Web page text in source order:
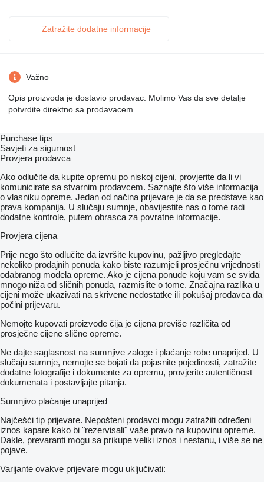
Zatražite dodatne informacije
Važno
Opis proizvoda je dostavio prodavac. Molimo Vas da sve detalje
potvrdite direktno sa prodavacem.
Purchase tips
Savjeti za sigurnost
Provjera prodavca
Ako odlučite da kupite opremu po niskoj cijeni, provjerite da li vi
komunicirate sa stvarnim prodavcem. Saznajte što više informacija
o vlasniku opreme. Jedan od načina prijevare je da se predstave kao
prava kompanija. U slučaju sumnje, obavijestite nas o tome radi
dodatne kontrole, putem obrasca za povratne informacije.
Provjera cijena
Prije nego što odlučite da izvršite kupovinu, pažljivo pregledajte
nekoliko prodajnih ponuda kako biste razumjeli prosječnu vrijednosti
odabranog modela opreme. Ako je cijena ponude koju vam se sviđa
mnogo niža od sličnih ponuda, razmislite o tome. Značajna razlika u
cijeni može ukazivati ​​na skrivene nedostatke ili pokušaj prodavca da
počini prijevaru.
Nemojte kupovati proizvode čija je cijena previše različita od
prosječne cijene slične opreme.
Ne dajte saglasnost na sumnjive zaloge i plaćanje robe unaprijed. U
slučaju sumnje, nemojte se bojati da pojasnite pojedinosti, zatražite
dodatne fotografije i dokumente za opremu, provjerite autentičnost
dokumenata i postavljajte pitanja.
Sumnjivo plaćanje unaprijed
Najčešći tip prijevare. Nepošteni prodavci mogu zatražiti određeni
iznos kapare kako bi "rezervisali" vaše pravo na kupovinu opreme.
Dakle, prevaranti mogu sa prikupe veliki iznos i nestanu, i više se ne
pojave.
Varijante ovakve prijevare mogu uključivati: